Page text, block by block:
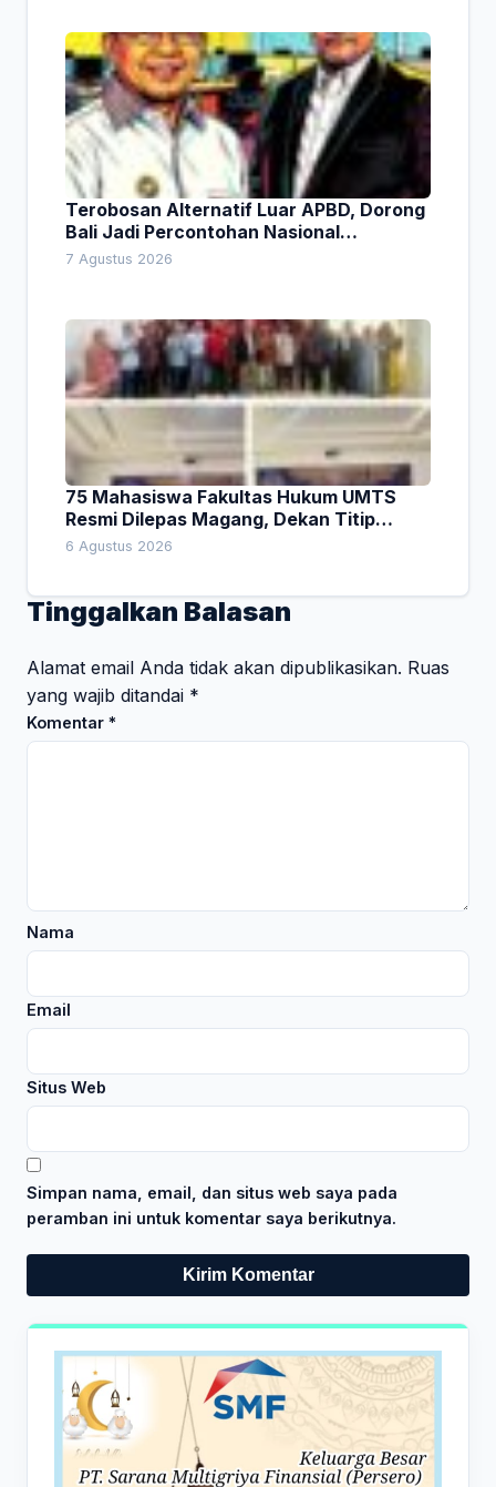
Terobosan Alternatif Luar APBD, Dorong
Bali Jadi Percontohan Nasional
Pembiayaan Daerah
7 Agustus 2026
75 Mahasiswa Fakultas Hukum UMTS
Resmi Dilepas Magang, Dekan Titip
Empat Pesan Penting
6 Agustus 2026
Tinggalkan Balasan
Alamat email Anda tidak akan dipublikasikan. Ruas
yang wajib ditandai *
Komentar *
Nama
Email
Situs Web
Simpan nama, email, dan situs web saya pada
peramban ini untuk komentar saya berikutnya.